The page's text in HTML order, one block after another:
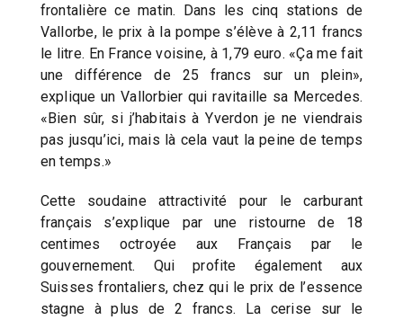
frontalière ce matin. Dans les cinq stations de
Vallorbe, le prix à la pompe s’élève à 2,11 francs
le litre. En France voisine, à 1,79 euro. «Ça me fait
une différence de 25 francs sur un plein»,
explique un Vallorbier qui ravitaille sa Mercedes.
«Bien sûr, si j’habitais à Yverdon je ne viendrais
pas jusqu’ici, mais là cela vaut la peine de temps
en temps.»
Cette soudaine attractivité pour le carburant
français s’explique par une ristourne de 18
centimes octroyée aux Français par le
gouvernement. Qui profite également aux
Suisses frontaliers, chez qui le prix de l’essence
stagne à plus de 2 francs. La cerise sur le